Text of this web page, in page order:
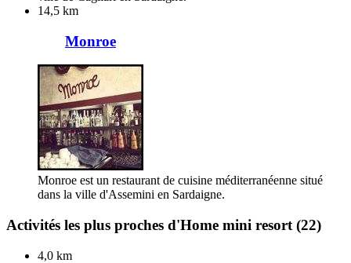
14,5 km
Monroe
Monroe est un restaurant de cuisine méditerranéenne situé
dans la ville d'Assemini en Sardaigne.
Activités les plus proches d'Home mini resort (22)
4,0 km